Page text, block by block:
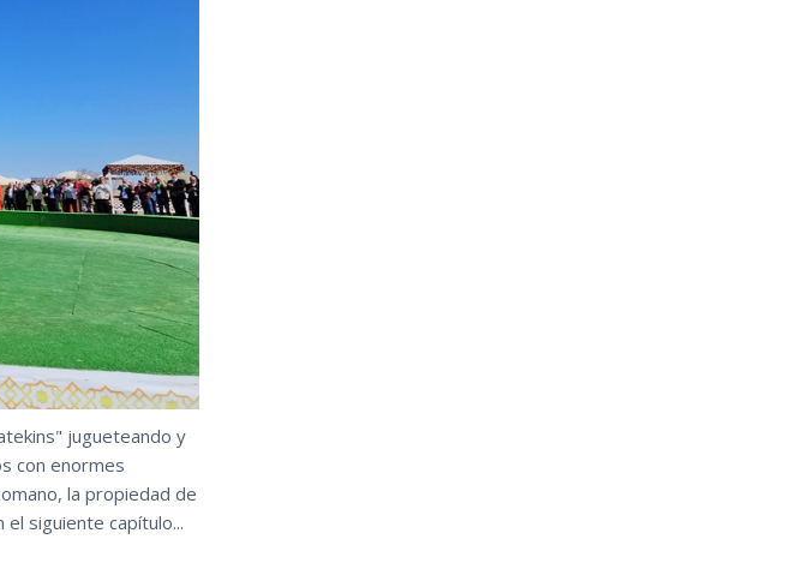
jugueteando y
con enormes
la propiedad de
siguiente capítulo...